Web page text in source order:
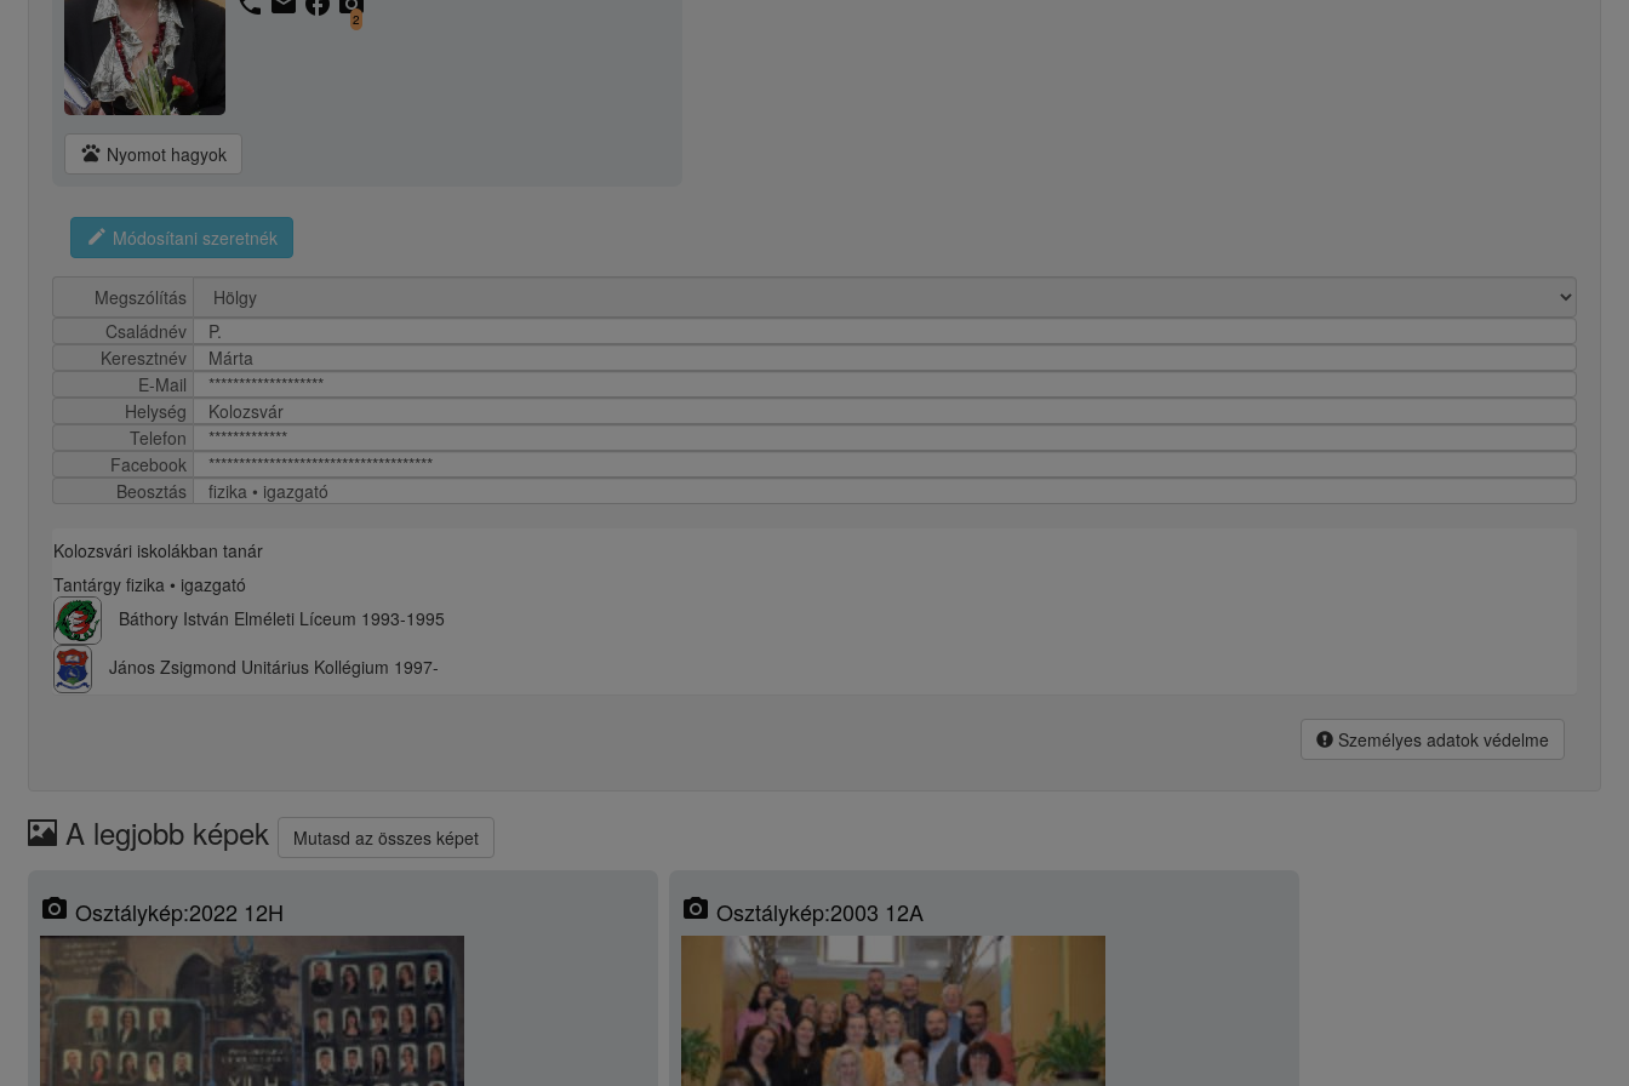
2
pets Nyomot hagyok
edit Módosítani szeretnék
Megszólítás
Családnév
P.
Keresztnév
Márta
E-Mail
*******************
Helység
Kolozsvár
Telefon
*************
Facebook
*************************************
Beosztás
fizika • igazgató
Kolozsvári iskolákban tanár
Tantárgy fizika • igazgató
Báthory István Elméleti Líceum 1993-1995
János Zsigmond Unitárius Kollégium 1997-
Személyes adatok védelme
A legjobb képek Mutasd az összes képet
photo_camera Osztálykép:2022 12H photo_camera Osztálykép:2003 12A